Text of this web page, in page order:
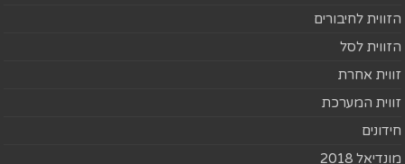
הזווית לחיבורים
הזווית לסל
זווית אחרת
זווית המערכת
חידונים
מונדיאל 2018